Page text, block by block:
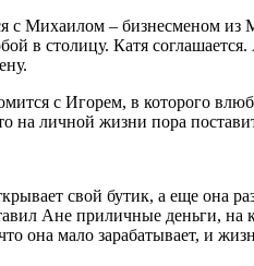
с Михаилом – бизнесменом из
в столицу. Катя
с Игорем, в которого
на личной жизни пора
свой бутик, а еще она
Ане приличные деньги,
она мало зарабатывает, и